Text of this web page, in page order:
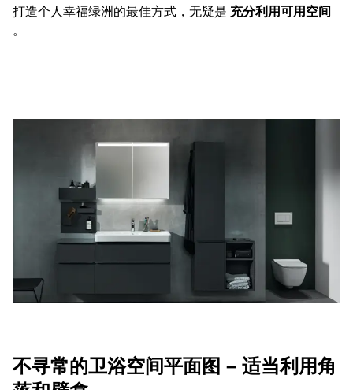
打造个人幸福绿洲的最佳方式，无疑是 充分利用可用空间
。
不寻常的卫浴空间平面图 – 适当利用角